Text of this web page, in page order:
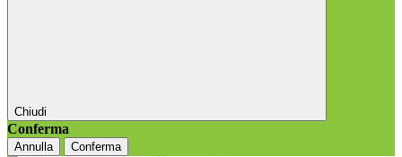
Chiudi
Conferma
Annulla Conferma